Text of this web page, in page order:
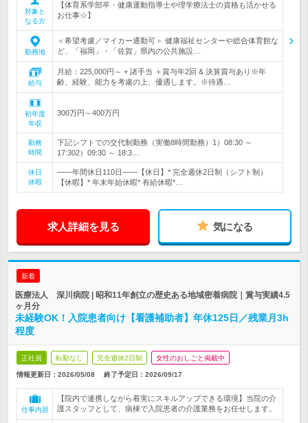
対象と
なる方
【体育系学部卒・健康運動指導士や理学療法士の資格も活かせる
お仕事☆】
勤務地
＜希望考慮／マイカー通勤可＞ 健康福祉センターや総合体育館な
ど、「福岡」・「佐賀」県内の公共施設…
給与
月給：225,000円～ + 諸手当 ＋賞与年2回 & 決算賞与あり※年
齢、経験、能力を考慮の上、優遇します。※待遇…
初年度
年収
300万円～400万円
勤務
時間
下記シフトでの交代制勤務（実働8時間勤務）1）08:30 ～
17:302）09:30 ～ 18:3…
休日
休暇
――年間休日110日――【休日】* 完全週休2日制（シフト制）
【休暇】* 年末年始休暇* 有給休暇*…
求人詳細を見る 気になる
新着
医療法人 深川病院 | 昭和11年創立の歴史ある地域密着病院｜賞与実績4.5
ヶ月分
未経験OK！入院患者向け【看護補助者】年休125日／残業月3h
程度
正社員 転勤なし 完全週休2日制 女性のおしごと掲載中
情報更新日：2026/05/08 終了予定日： 2026/09/17
仕事内容
【院内で連携しながら着実にスキルアップできる環境】当院の介
護スタッフとして、病棟で入院患者の介護業務をお任せします。